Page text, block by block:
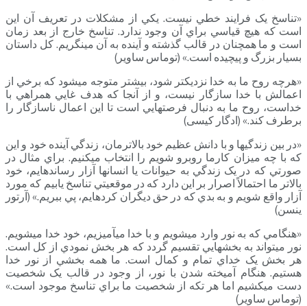
«تناسخ يک فرايند خطي نيست. يکي از مشکلات در تعريف آن اين
است که هيچ قياسي براي آن وجود ندارد. تناسخ خارج از بعد زمان
است و ما همچنان در قالب گذشته و آينده به آن مي­نگريم. کل داستان
بسيار بزرگ و پيچيده است.» (توماس ساوير)
«هرچه روح ما به خدا نزديک­تر شود، بيشتر متوجه مي­شود که برخي از
اعمالش با خدا سازگار نيست، و از آنجا که هدف غايي همراهي با
خداست، روح ما به دنبال فرصت­هايي است تا اين اعمال ناسازگار را
برطرف کند.» (ادگار کیسی)
«در بين زندگي­ها و با دانش عظيم خود بالاترمان، زندگي آينده خود و اين
که با چه ميزان کارما روبرو ­شويم را انتخاب مي­کنيم. براي مثال در
صورتي که در يک زندگي به حيوانات يا انسان­ها آزار رسانده­ايم، خود
بالاتر ما احتمالاً اصرار بر اين دارد که در موقعيتي تناسخ يابيم که مورد
آزار واقع ­شويم و به بدي که در حق ديگران کرده­ايم، پي ببريم.» (آرتور
ينسن)
«هنگامي که به نور وارد مي­شويم و با خدا مي­آميزيم، خود خدا مي­شويم.
نور مي­تواند به بخش­هايي تقسيم گردد که هر بخش نمودي از کل است.
هر بخش يک خداي تمام و کمال است. ما همه بخشي از نور خدا
هستيم. هنگام آميخته شدن با نور، از وجود در قالب يک شخصيت
دست مي­کشيم اما هر تکه از شخصيت ما براي تناسخ موجود است.»
(توماس ساوير)